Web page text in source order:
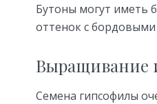
Бутоны могут иметь
оттенок с
Выращивание
Семена гипсофилы